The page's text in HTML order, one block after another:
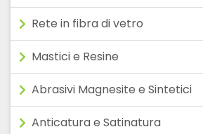
Rete in fibra di vetro
Mastici e Resine
Abrasivi Magnesite e Sintetici
Anticatura e Satinatura